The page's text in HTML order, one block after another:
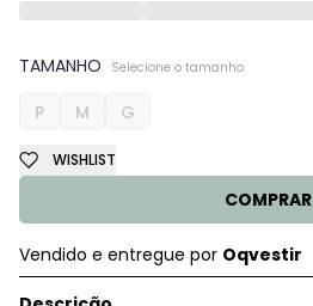
TAMANHO Selecione o tamanho
P M G
COMPRAR
WISHLIST
Vendido e entregue por Oqvestir